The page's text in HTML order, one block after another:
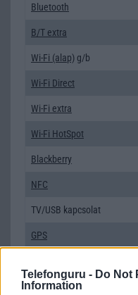
Telefonguru - Do Not
Information
Bluetooth
B/T extra
Wi-Fi (alap) g/b
Wi-Fi Direct
Wi-Fi extra
Wi-Fi HotSpot
Blackberry
NFC
TV/USB kapcsolat
GPS
Push to Talk